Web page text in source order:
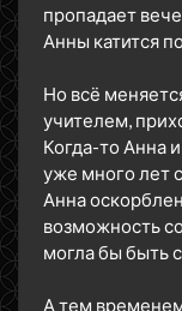
пропадает
Анны катится
Но всё
учителем,
Когда-то Анна
уже много лет
Анна
возможность
могла бы быть
А тем